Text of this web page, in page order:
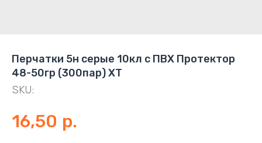
Перчатки 5н серые 10кл с ПВХ Протектор
48-50гр (300пар) ХТ
SKU:
16,50 р.